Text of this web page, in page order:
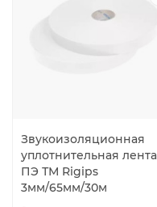
Звукоизоляционная
уплотнительная лента
ПЭ ТМ Rigips
3мм/65мм/30м